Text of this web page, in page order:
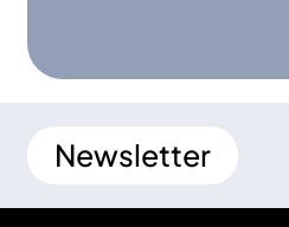
Newsletter